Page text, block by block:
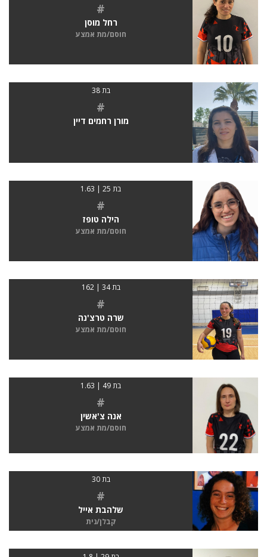
#
רחל מוסן
חוסם/מת אמצע
בת 38
#
מורן רחמים דיין
בת 25 | 1.63
#
הילה טופז
חוסם/מת אמצע
בת 34 | 162
#
שרה טרצ'נה
חוסם/מת אמצע
בת 49 | 1.63
#
אנה צ'אשין
חוסם/מת אמצע
בת 30
#
שלהבת אייל
קבלן/נית